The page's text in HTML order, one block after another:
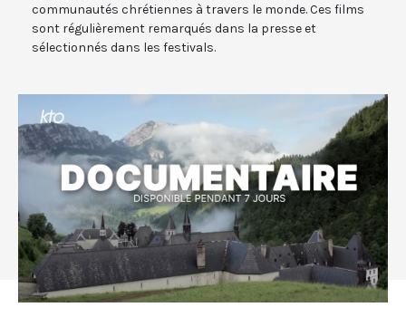
communautés chrétiennes à travers le monde. Ces films
sont régulièrement remarqués dans la presse et
sélectionnés dans les festivals.